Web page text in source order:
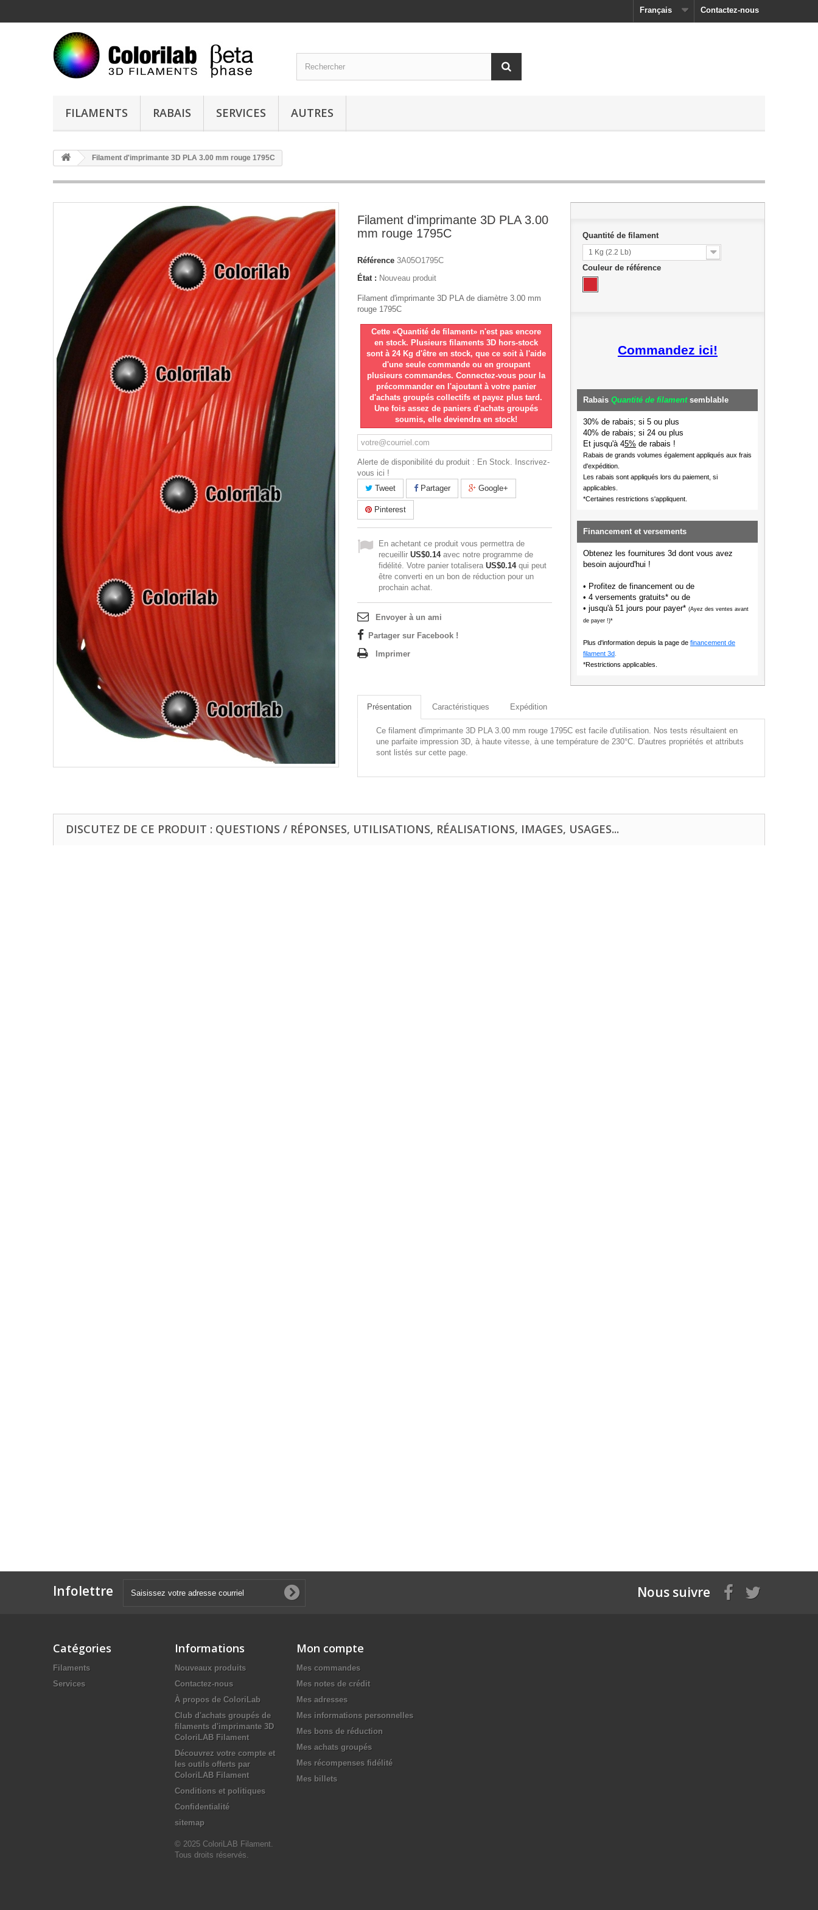
Contactez-nous
Français
FILAMENTS RABAIS SERVICES AUTRES
Filament d'imprimante 3D PLA 3.00 mm rouge 1795C
Filament d'imprimante 3D PLA 3.00
mm rouge 1795C
Référence 3A05O1795C
État : Nouveau produit
Filament d'imprimante 3D PLA de diamètre 3.00 mm
rouge 1795C
Cette «Quantité de filament» n'est pas encore
en stock. Plusieurs filaments 3D hors-stock
sont à 24 Kg d'être en stock, que ce soit à l'aide
d'une seule commande ou en groupant
plusieurs commandes. Connectez-vous pour la
précommander en l'ajoutant à votre panier
d'achats groupés collectifs et payez plus tard.
Une fois assez de paniers d'achats groupés
soumis, elle deviendra en stock!
Alerte de disponibilité du produit : En Stock. Inscrivez-
vous ici !
Tweet
Partager Google+
Pinterest
En achetant ce produit vous permettra de
recueillir US$0.14avec notre programme de
fidélité. Votre panier totalisera US$0.14qui peut
être converti en un bon de réduction pour un
prochain achat.
Envoyer à un ami
Partager sur Facebook !
Imprimer
Quantité de filament
1 Kg (2.2 Lb)
Couleur de référence
Commandez ici!
Rabais Quantité de filamentsemblable
30% de rabais; si 5 ou plus
40% de rabais; si 24 ou plus
Et jusqu'à 45% de rabais !
Rabais de grands volumes également appliqués aux frais
d'expédition.
Les rabais sont appliqués lors du paiement, si
applicables.
*Certaines restrictions s'appliquent.
Financement et versements
Obtenez les fournitures 3d dont vous avez
besoin aujourd'hui !
• Profitez de financement ou de
• 4 versements gratuits* ou de
• jusqu'à 51 jours pour payer* (Ayez des ventes avant
de payer !)*
Plus d'information depuis la page de financement de
filament 3d.
*Restrictions applicables.
Présentation Caractéristiques Expédition
Ce filament d'imprimante 3D PLA 3.00 mm rouge 1795C est facile d'utilisation. Nos tests résultaient en
une parfaite impression 3D, à haute vitesse, à une température de 230°C. D'autres propriétés et attributs
sont listés sur cette page.
DISCUTEZ DE CE PRODUIT : QUESTIONS / RÉPONSES, UTILISATIONS, RÉALISATIONS, IMAGES, USAGES...
Infolettre Nous suivre
Catégories
Filaments
Services
Informations
Nouveaux produits
Contactez-nous
À propos de ColoriLab
Club d'achats groupés de
filaments d'imprimante 3D
ColoriLAB Filament
Découvrez votre compte et
les outils offerts par
ColoriLAB Filament
Conditions et politiques
Confidentialité
sitemap
© 2025 ColoriLAB Filament.
Tous droits réservés.
Mon compte
Mes commandes
Mes notes de crédit
Mes adresses
Mes informations personnelles
Mes bons de réduction
Mes achats groupés
Mes récompenses fidélité
Mes billets